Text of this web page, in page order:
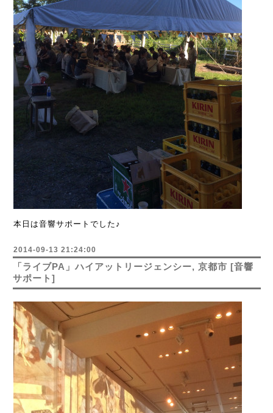
本日は音響サポートでした♪
2014-09-13 21:24:00
「ライブPA」ハイアットリージェンシー, 京都市 [音響
サポート]